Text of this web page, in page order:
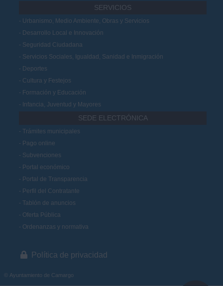
SERVICIOS
Urbanismo, Medio Ambiente, Obras y Servicios
Desarrollo Local e Innovación
Seguridad Ciudadana
Servicios Sociales, Igualdad, Sanidad e Inmigración
Deportes
Cultura y Festejos
Formación y Educación
Infancia, Juventud y Mayores
SEDE ELECTRÓNICA
Trámites municipales
Pago online
Subvenciones
Portal económico
Portal de Transparencia
Perfil del Contratante
Tablón de anuncios
Oferta Pública
Ordenanzas y normativa
Política de privacidad
© Ayuntamiento de Camargo